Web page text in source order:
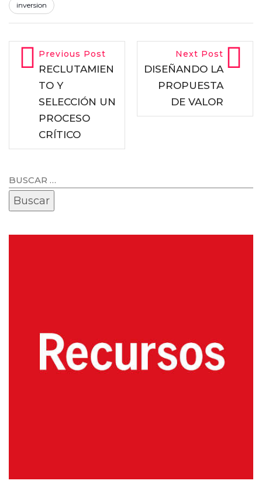
inversion
Previous Post
RECLUTAMIEN
TO Y
SELECCIÓN UN
PROCESO
CRÍTICO
Next Post
DISEÑANDO LA
PROPUESTA
DE VALOR